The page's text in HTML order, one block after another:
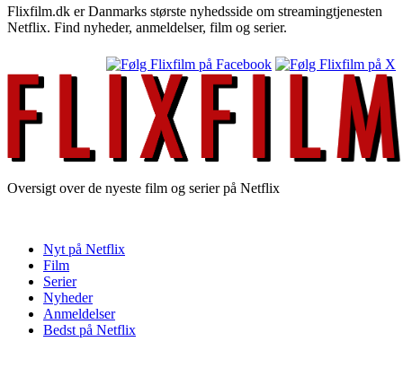
Flixfilm.dk er Danmarks største nyhedsside om streamingtjenesten
Netflix. Find nyheder, anmeldelser, film og serier.
Oversigt over de nyeste film og serier på Netflix
Nyt på Netflix
Film
Serier
Nyheder
Anmeldelser
Bedst på Netflix